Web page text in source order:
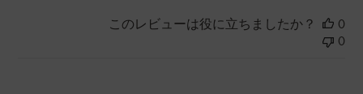
このレビューは役に立ちましたか？
0
0